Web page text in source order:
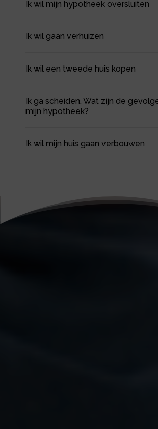
Ik wil mijn hypotheek oversluiten
Ik wil gaan verhuizen
Ik wil een tweede huis kopen
Ik ga scheiden. Wat zijn de
mijn hypotheek?
Ik wil mijn huis gaan verbouwen